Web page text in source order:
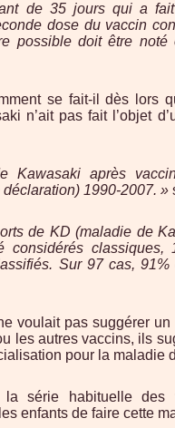
de 35 jours qui a
dose du vaccin
possible doit être noté
se fait-il dès lors
n’ait pas fait l’objet
Kawasaki après
1990-2007. »
de KD (maladie de
classiques,
Sur 97 cas, 91%
voulait pas suggérer
les autres vaccins, ils
pour la maladie
série habituelle des
enfants de faire cette